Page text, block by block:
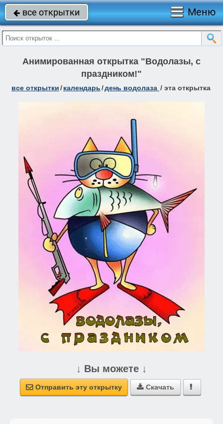
 все открытки Меню
Анимированная открытка "Водолазы, с
праздником!"
все открытки/календарь/день водолаза / эта открытка
↓ Вы можете ↓
 Отправить эту открытку  Скачать 